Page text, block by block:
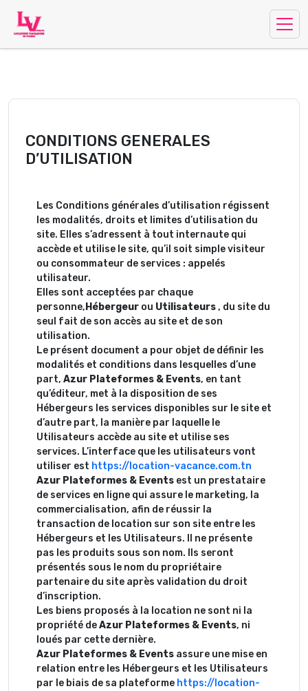
CONDITIONS GENERALES
D’UTILISATION
Les Conditions générales d’utilisation régissent
les modalités, droits et limites d’utilisation du
site. Elles s’adressent à tout internaute qui
accède et utilise le site, qu’il soit simple visiteur
ou consommateur de services : appelés
utilisateur.
Elles sont acceptées par chaque
personne, Hébergeur ou Utilisateurs, du site du
seul fait de son accès au site et de son
utilisation.
Le présent document a pour objet de définir les
modalités et conditions dans lesquelles d’une
part, Azur Plateformes & Events, en tant
qu’éditeur, met à la disposition de ses
Hébergeurs les services disponibles sur le site et
d’autre part, la manière par laquelle le
Utilisateurs accède au site et utilise ses
services. L’interface que les utilisateurs vont
utiliser est https://location-vacance.com.tn
Azur Plateformes & Events est un prestataire
de services en ligne qui assure le marketing, la
commercialisation, afin de réussir la
transaction de location sur son site entre les
Hébergeurs et les Utilisateurs. Il ne présente
pas les produits sous son nom. Ils seront
présentés sous le nom du propriétaire
partenaire du site après validation du droit
d’inscription.
Les biens proposés à la location ne sont ni la
propriété deAzur Plateformes & Events, ni
loués par cette dernière.
Azur Plateformes & Events assure une mise en
relation entre les Hébergeurs et les Utilisateurs
par le biais de sa plateforme https://location-